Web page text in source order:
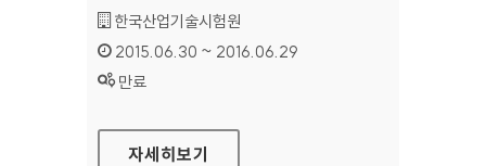
기관명 :
한국산업기술시험원
인증기간 :
2015.06.30 ~ 2016.06.29
상태 :
만료
한국산업기술시험원 홈페이지
자세히보기